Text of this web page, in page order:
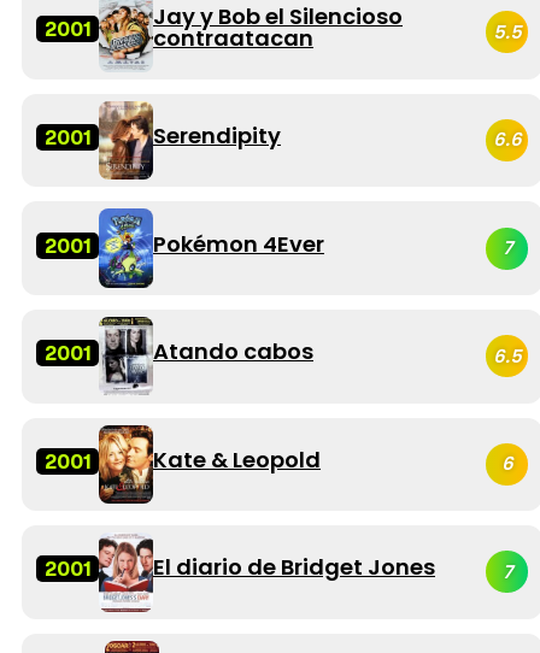
2001 Jay y Bob el Silencioso
contraatacan 5.5
2001 Serendipity 6.6
2001 Pokémon 4Ever 7
2001 Atando cabos 6.5
2001 Kate & Leopold 6
2001 El diario de Bridget Jones 7